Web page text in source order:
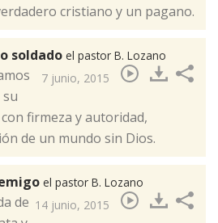
cristiano y un pagano.
soldado el pastor B. Lozano
7 junio, 2015
firmeza y autoridad,
de un mundo sin Dios.
el pastor B. Lozano
14 junio, 2015
de